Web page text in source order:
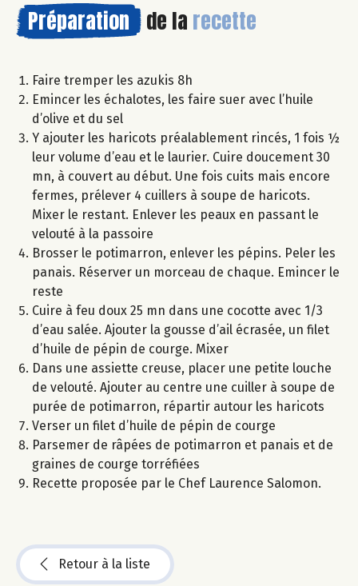
Préparation de la recette
Faire tremper les azukis 8h
Emincer les échalotes, les faire suer avec l’huile
d’olive et du sel
Y ajouter les haricots préalablement rincés, 1 fois ½
leur volume d’eau et le laurier. Cuire doucement 30
mn, à couvert au début. Une fois cuits mais encore
fermes, prélever 4 cuillers à soupe de haricots.
Mixer le restant. Enlever les peaux en passant le
velouté à la passoire
Brosser le potimarron, enlever les pépins. Peler les
panais. Réserver un morceau de chaque. Emincer le
reste
Cuire à feu doux 25 mn dans une cocotte avec 1/3
d’eau salée. Ajouter la gousse d’ail écrasée, un filet
d’huile de pépin de courge. Mixer
Dans une assiette creuse, placer une petite louche
de velouté. Ajouter au centre une cuiller à soupe de
purée de potimarron, répartir autour les haricots
Verser un filet d’huile de pépin de courge
Parsemer de râpées de potimarron et panais et de
graines de courge torréfiées
Recette proposée par le Chef Laurence Salomon.
Retour à la liste